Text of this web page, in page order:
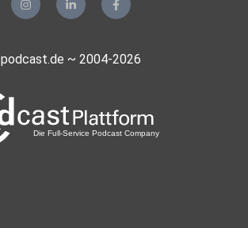
podcast.de ~ 2004-2026